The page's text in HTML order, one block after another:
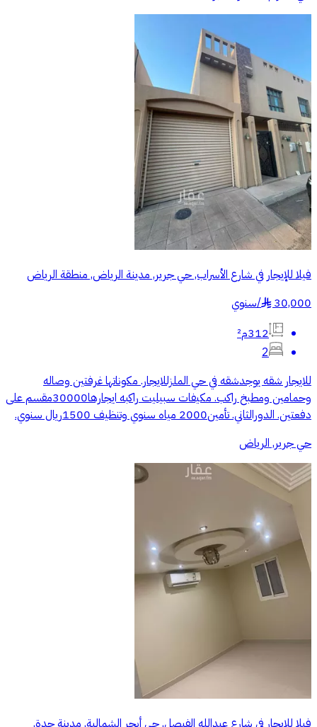
فيلا للإيجار في شارع الأسراب, حي جرير, مدينة الرياض, منطقة الرياض
30,000
§
/سنوي
312م²
2
للايجار شقه يوجدشقه في حي الملزللايجار. مكوناتها غرفتين وصاله
وحمامين ومطبخ راكب. مكيفات سبيليت راكبه ايجارها30000مقسم على
دفعتين. الدورالثاني. تأمين2000 مياه سنوي وتنظيف 1500ريال سنوي.
حي جرير, الرياض